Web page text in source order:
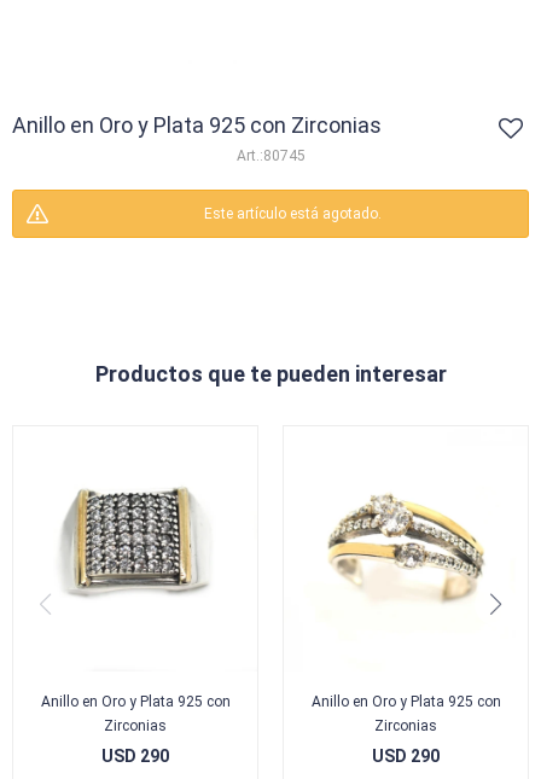
Anillo en Oro y Plata 925 con Zirconias
80745
Este artículo está agotado.
Productos que te pueden interesar
Anillo en Oro y Plata 925 con
Zirconias
USD 290
Anillo en Oro y Plata 925 con
Zirconias
USD 290